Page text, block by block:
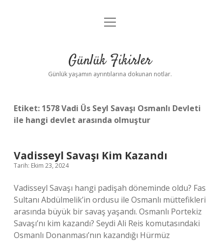
Anasayfa
Yasal Uyarı
menüyü
Günlük Fikirler
Günlük yaşamın ayrıntılarına dokunan notlar.
Etiket: 1578 Vadi Üs Seyl Savaşı Osmanlı Devleti
ile hangi devlet arasında olmuştur
Vadisseyl Savaşı Kim Kazandı
Tarih: Ekim 23, 2024
Vadisseyl Savaşı hangi padişah döneminde oldu? Fas
Sultanı Abdülmelik’in ordusu ile Osmanlı müttefikleri
arasında büyük bir savaş yaşandı. Osmanlı Portekiz
Savaşı’nı kim kazandı? Seydi Ali Reis komutasındaki
Osmanlı Donanması’nın kazandığı Hürmüz